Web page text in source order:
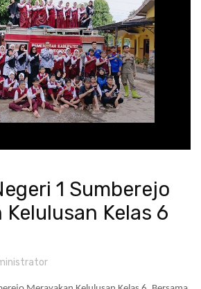
1 Sumberejo
Kelulusan Kelas 6